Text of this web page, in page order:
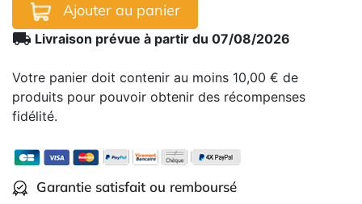
Ajouter au panier
local_shipping Livraison prévue à partir du 07/08/2026
Votre panier doit contenir au moins 10,00 € de
produits pour pouvoir obtenir des récompenses
fidélité.
Garantie satisfait ou remboursé